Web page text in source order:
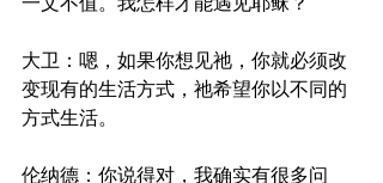
大卫：嗯，如果你想见祂，你就必须改
变现有的生活方式，祂希望你以不同的
方式生活。
伦纳德：你说得对，我确实有很多问